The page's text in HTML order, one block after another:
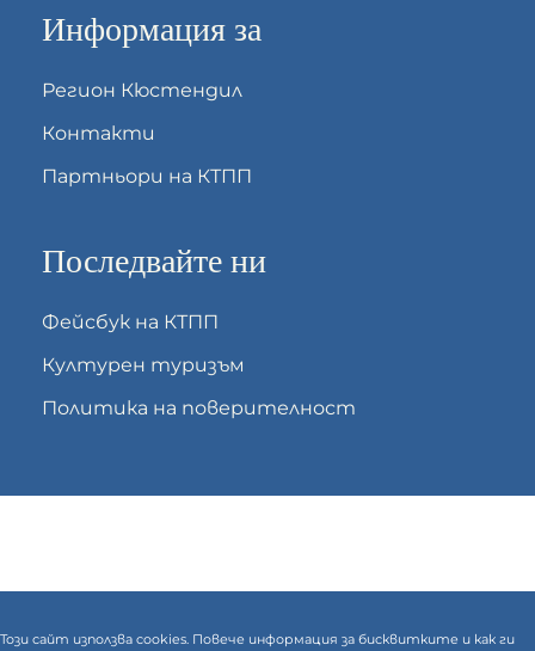
Информация за
Регион Кюстендил
Контакти
Партньори на КТПП
Последвайте ни
Фейсбук на КТПП
Културен туризъм
Политика на поверителност
Този сайт използва cookies. Повече информация за бисквитките и как ги